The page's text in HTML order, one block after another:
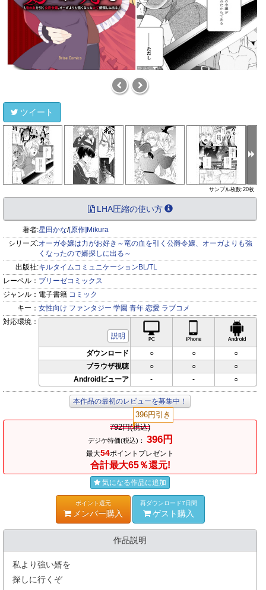
ツイート
サンプル枚数:20枚
LHA圧縮の使い方
著者:星田かな/[原作]Mikura
シリーズ:オーガ令嬢は力がお好き～竜の血を引く公爵令嬢、オーガよりも強
くなったので婿探しに出る～
出版社:キルタイムコミュニケーションBL/TL
レーベル： ブリーゼコミックス
ジャンル： 電子書籍 コミック
キー： 女性向け ファンタジー 学園 青年 恋愛 ラブコメ
対応環境：
説明
iPhone対応
ダウンロード ○ ○
○
ブラウザ視聴
○ ○
○
Androidビューア
- - ○
本作品の最初のレビューを募集中！
792円(税込)
396円引き
デジケ特価(税込)： 396円
最大54ポイントプレゼント
合計最大65％還元!
気になる作品に追加
ポイント還元
メンバー購入
再ダウンロード7日間
ゲスト購入
作品説明
私より強い婿を
探しに行くぞ